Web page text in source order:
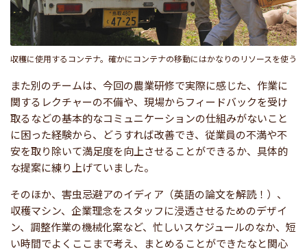
収穫に使用するコンテナ。確かにコンテナの移動にはかなりのリソースを使う
また別のチームは、今回の農業研修で実際に感じた、作業に
関するレクチャーの不備や、現場からフィードバックを受け
取るなどの基本的なコミュニケーションの仕組みがないこと
に困った経験から、どうすれば改善でき、従業員の不満や不
安を取り除いて満足度を向上させることができるか、具体的
な提案に練り上げていました。
そのほか、害虫忌避アのイディア（英語の論文を解読！）、
収穫マシン、企業理念をスタッフに浸透させるためのデザイ
ン、調整作業の機械化案など、忙しいスケジュールのなか、短
い時間でよくここまで考え、まとめることができたなと関心